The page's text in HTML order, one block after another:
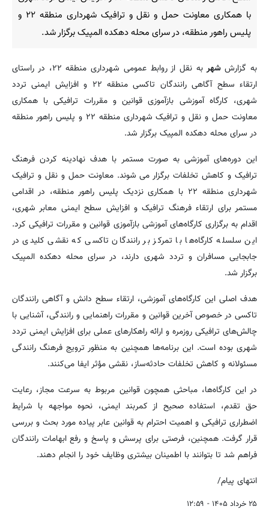
با همکاری معاونت حمل و نقل و ترافیک شهرداری منطقه ۲۲ و
پلیس راهور منطقه، در سرای محله دهکده المپیک برگزار شد.
به گزارششهر
به نقل از روابط عمومی شهرداری منطقه ۲۲، در راستای
ارتقاء سطح آگاهی رانندگان تاکسی منطقه ۲۲ و افزایش ایمنی تردد
شهری، کارگاه آموزشی بازآموزی قوانین و مقررات ترافیکی با همکاری
معاونت حمل و نقل و ترافیک شهرداری منطقه ۲۲ و پلیس راهور منطقه
در سرای محله دهکده المپیک برگزار شد.
این دوره‌های آموزشی به صورت مستمر با هدف نهادینه کردن فرهنگ
ترافیک و کاهش تخلفات برگزار می شوند. معاونت حمل و نقل و ترافیک
شهرداری منطقه ۲۲ با همکاری نزدیک پلیس راهور منطقه، در اقدامی
مستمر برای ارتقاء فرهنگ ترافیک و افزایش سطح ایمنی معابر شهری،
اقدام به برگزاری کارگاه‌های آموزشی بازآموزی قوانین و مقررات ترافیکی کرد.
این سلسله کارگاه‌ها با تمرکز بر رانندگان تاکسی که نقشی کلیدی در
جابجایی مسافران و تردد شهری دارند، در سرای محله دهکده المپیک
برگزار شد.
هدف اصلی این کارگاه‌های آموزشی، ارتقاء سطح دانش و آگاهی رانندگان
تاکسی در خصوص آخرین قوانین و مقررات راهنمایی و رانندگی، آشنایی با
چالش‌های ترافیکی روزمره و ارائه راهکارهای عملی برای افزایش ایمنی تردد
شهری بوده است. این برنامه‌ها همچنین به منظور ترویج فرهنگ رانندگی
مسئولانه و کاهش تخلفات حادثه‌ساز، نقشی مؤثر ایفا می‌کنند.
در این کارگاه‌ها، مباحثی همچون قوانین مربوط به سرعت مجاز، رعایت
حق تقدم، استفاده صحیح از کمربند ایمنی، نحوه مواجهه با شرایط
اضطراری ترافیکی و اهمیت احترام به قوانین عابر پیاده مورد بحث و بررسی
قرار گرفت. همچنین، فرصتی برای پرسش و پاسخ و رفع ابهامات رانندگان
فراهم شد تا بتوانند با اطمینان بیشتری وظایف خود را انجام دهند.
انتهای پیام/
۲۵ خرداد ۱۴۰۵ - ۱۲:۵۹